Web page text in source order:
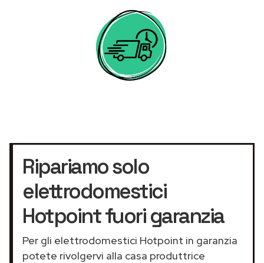
Ripariamo solo
elettrodomestici
Hotpoint fuori garanzia
Per gli elettrodomestici Hotpoint in garanzia
potete rivolgervi alla casa produttrice